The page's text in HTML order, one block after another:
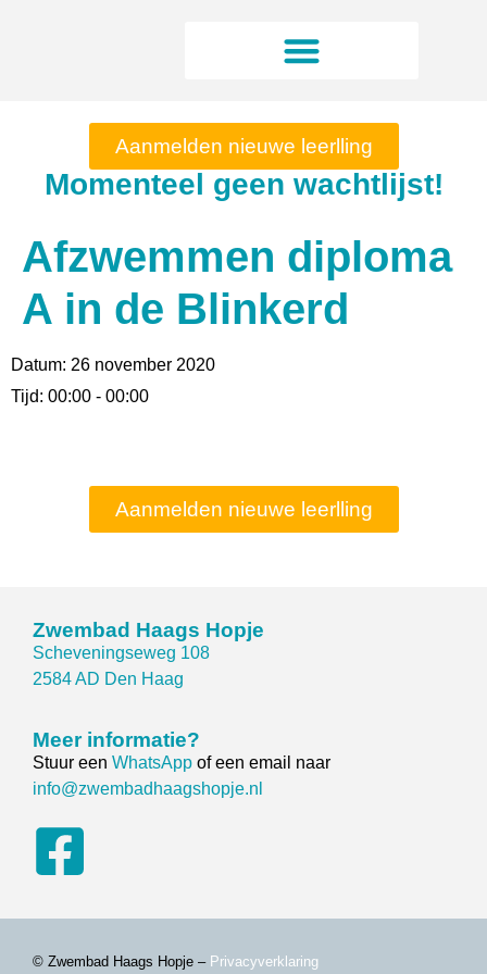
Aanmelden nieuwe leerlling
Momenteel geen wachtlijst!
Afzwemmen diploma
A in de Blinkerd
Datum: 26 november 2020
Tijd: 00:00 - 00:00
Aanmelden nieuwe leerlling
Zwembad Haags Hopje
Scheveningseweg 108
2584 AD Den Haag
Meer informatie?
Stuur een WhatsApp of een email naar
info@zwembadhaagshopje.nl
© Zwembad Haags Hopje – Privacyverklaring